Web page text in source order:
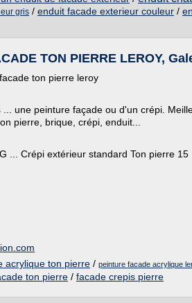
gris / enduit facade exterieur couleur /
TON PIERRE LEROY,
ton pierre leroy
... une peinture façade ou d'un crépi.
pierre, brique, crépi, enduit...
... Crépi extérieur standard Ton pierre 15
acrylique ton pierre / peinture facade acrylique
ton pierre / facade crepis pierre